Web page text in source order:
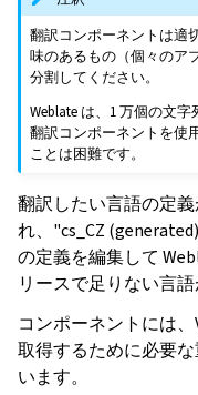
翻訳コンポーネントは適
味のあるもの（個々のア
分割してください。
Weblate は、1 万個の文
翻訳コンポーネントを使
ことは困難です。
翻訳したい言語の定
れ、"cs_CZ
の定義を編集して
リースで足りない言語
コンポーネントには、
取得するために必要
います。